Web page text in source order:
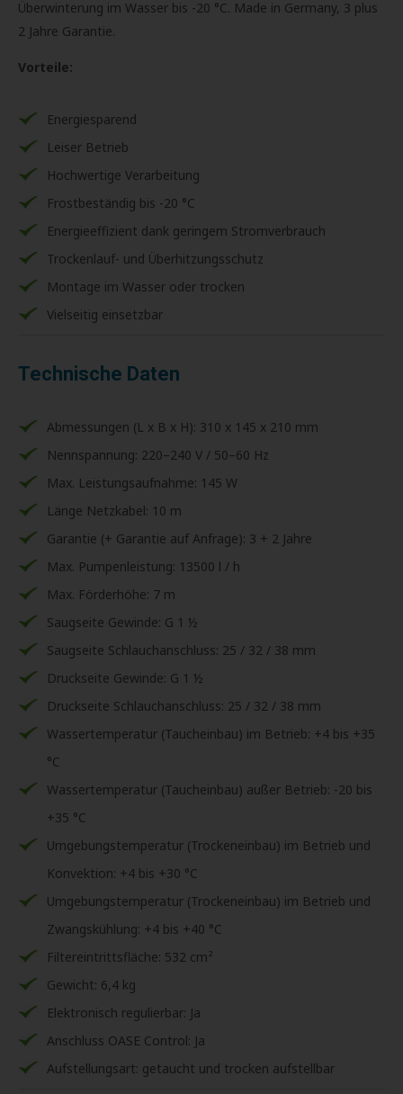
Überwinterung im Wasser bis -‍20 °C. Made in Germany, 3 plus
2 Jahre Garantie.
Vorteile:
Energiesparend
Leiser Betrieb
Hochwertige Verarbeitung
Frostbeständig bis -20 °C
Energieeffizient dank geringem Stromverbrauch
Trockenlauf- und Überhitzungsschutz
Montage im Wasser oder trocken
Vielseitig einsetzbar
Technische Daten
Abmessungen (L x B x H): 310 x 145 x 210 mm
Nennspannung: 220–240 V / 50–60 Hz
Max. Leistungsaufnahme: 145 W
Länge Netzkabel: 10 m
Garantie (+ Garantie auf Anfrage): 3 + 2 Jahre
Max. Pumpenleistung: 13500 l / h
Max. Förderhöhe: 7 m
Saugseite Gewinde: G 1 ½
Saugseite Schlauchanschluss: 25 / 32 / 38 mm
Druckseite Gewinde: G 1 ½
Druckseite Schlauchanschluss: 25 / 32 / 38 mm
Wassertemperatur (Taucheinbau) im Betrieb: +4 bis +35
°C
Wassertemperatur (Taucheinbau) außer Betrieb: -20 bis
+35 °C
Umgebungstemperatur (Trockeneinbau) im Betrieb und
Konvektion: +4 bis +30 °C
Umgebungstemperatur (Trockeneinbau) im Betrieb und
Zwangskühlung: +4 bis +40 °C
Filtereintrittsfläche: 532 cm²
Gewicht: 6,4 kg
Elektronisch regulierbar: Ja
Anschluss OASE Control: Ja
Aufstellungsart: getaucht und trocken aufstellbar